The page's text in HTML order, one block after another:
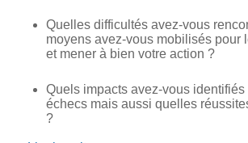
Quelles difficultés avez-vous
moyens avez-vous mobilisés pour
et mener à bien votre action ?
Quels impacts avez-vous identifiés
échecs mais aussi quelles
?